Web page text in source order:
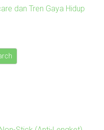
dan Tren Gaya Hidup